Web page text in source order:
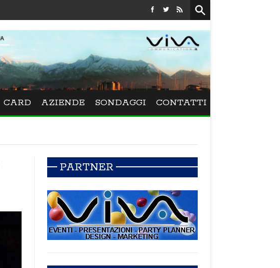
Festival La Versiliana - La direttrice lucchese Beatrice Venezi
CARD AZIENDE SONDAGGI CONTATTI
PARTNER